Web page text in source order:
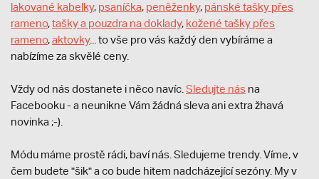
lakované kabelky, psaníčka, peněženky, pánské tašky přes
rameno,tašky a pouzdra na doklady, kožené tašky přes
rameno,aktovky... to vše pro vás každý den vybíráme a
nabízíme za skvělé ceny.
Vždy od nás dostanete i něco navíc. Sledujte nás na
Facebooku - a neunikne Vám žádná sleva ani extra žhavá
novinka ;-).
Módu máme prostě rádi, baví nás. Sledujeme trendy. Víme, v
čem budete "šik" a co bude hitem nadcházející sezóny. My v